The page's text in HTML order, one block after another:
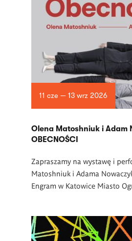
artykułów
11 cze — 13 wrz 2026
Olena Matoshniuk i Adam
OBECNOŚCI
Zapraszamy na wystawę i
Matoshniuk i Adama
Engram w Katowice Miasto